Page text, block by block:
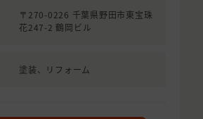
〒270-0226 千葉県野田市東宝珠
花247-2 鶴岡ビル
塗装、リフォーム